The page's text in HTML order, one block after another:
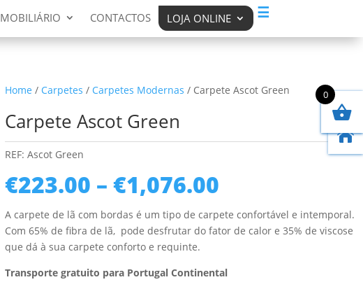
MOBILIÁRIO CONTACTOS LOJA ONLINE ☰
Home / Carpetes / Carpetes Modernas / Carpete Ascot Green
Carpete Ascot Green
REF: Ascot Green
€223.00 – €1,076.00Price
€223.00
through
A carpete de lã com bordas é um tipo de carpete confortável e intemporal.
Com 65% de fibra de lã, pode desfrutar do fator de calor e 35% de viscose
que dá à sua carpete conforto e requinte.
Transporte gratuito para Portugal Continental

0